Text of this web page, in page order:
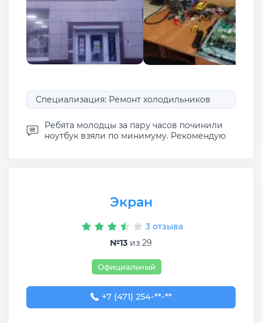
Специализация: Ремонт холодильников
Ребята молодцы за пару часов починили
ноутбук взяли по минимуму. Рекомендую
Экран
3 отзыва
№13 из 29
Официальный
+7 (471) 254-74-23
+7 (471) 254-**-**